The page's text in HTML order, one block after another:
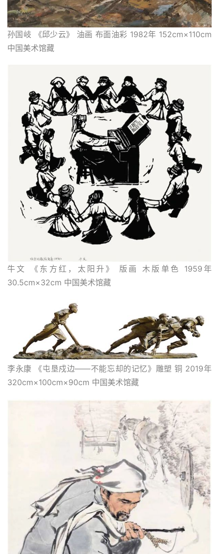
孙国岐 《邱少云》 油画 布面油彩 1982年 152cm×110cm
中国美术馆藏
牛文 《东方红，太阳升》 版画 木版单色 1959年
30.5cm×32cm 中国美术馆藏
李永康 《屯垦戍边——不能忘却的记忆》雕塑 铜 2019年
320cm×100cm×90cm 中国美术馆藏